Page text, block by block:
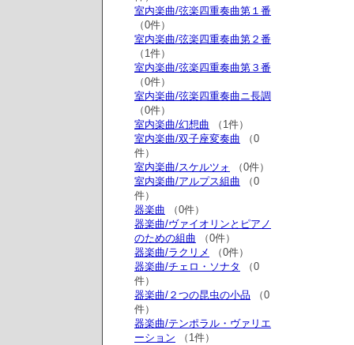
室内楽曲/弦楽四重奏曲第１番
（0件）
室内楽曲/弦楽四重奏曲第２番
（1件）
室内楽曲/弦楽四重奏曲第３番
（0件）
室内楽曲/弦楽四重奏曲ニ長調
（0件）
室内楽曲/幻想曲 （1件）
室内楽曲/双子座変奏曲 （0
件）
室内楽曲/スケルツォ
（0件）
室内楽曲/アルプス組曲 （0
件）
器楽曲 （0件）
器楽曲/ヴァイオリンとピアノ
のための組曲 （0件）
器楽曲/ラクリメ
（0件）
器楽曲/チェロ・ソナタ
（0
件）
器楽曲/２つの昆虫の小品 （0
件）
器楽曲/テンポラル・ヴァリエ
ーション （1件）